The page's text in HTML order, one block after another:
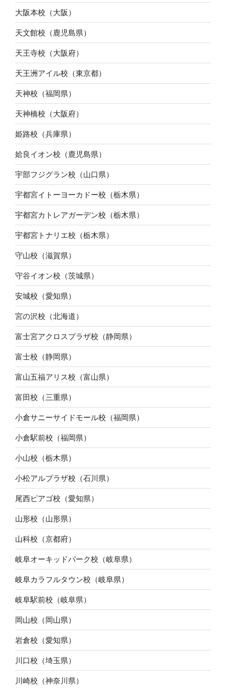
大阪本校（大阪）
天文館校（鹿児島県）
天王寺校（大阪府）
天王洲アイル校（東京都）
天神校（福岡県）
天神橋校（大阪府）
姫路校（兵庫県）
姶良イオン校（鹿児島県）
宇部フジグラン校（山口県）
宇都宮イトーヨーカドー校（栃木県）
宇都宮カトレアガーデン校（栃木県）
宇都宮トナリエ校（栃木県）
守山校（滋賀県）
守谷イオン校（茨城県）
安城校（愛知県）
宮の沢校（北海道）
富士宮アクロスプラザ校（静岡県）
富士校（静岡県）
富山五福アリス校（富山県）
富田校（三重県）
小倉サニーサイドモール校（福岡県）
小倉駅前校（福岡県）
小山校（栃木県）
小松アルプラザ校（石川県）
尾西ピアゴ校（愛知県）
山形校（山形県）
山科校（京都府）
岐阜オーキッドパーク校（岐阜県）
岐阜カラフルタウン校（岐阜県）
岐阜駅前校（岐阜県）
岡山校（岡山県）
岩倉校（愛知県）
川口校（埼玉県）
川崎校（神奈川県）